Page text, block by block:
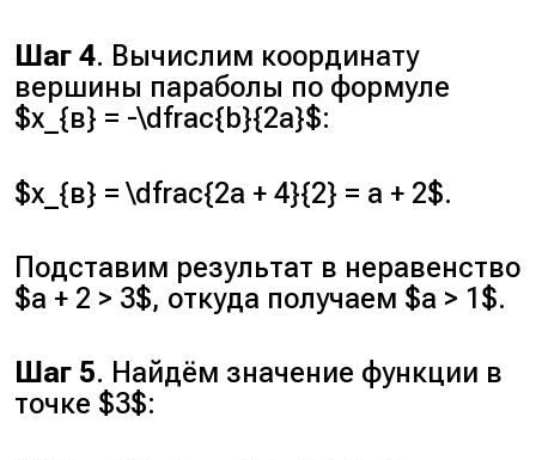
Шаг 4. Вычислим координату
вершины параболы по формуле
$x_{в} = -\dfrac{b}{2a}$:
$x_{в} = \dfrac{2a + 4}{2} = a + 2$.
Подставим результат в неравенство
$a + 2 > 3$, откуда получаем $a > 1$.
Шаг 5. Найдём значение функции в
точке $3$: